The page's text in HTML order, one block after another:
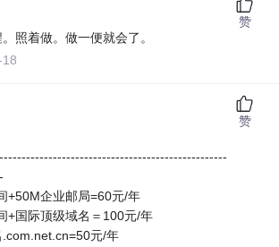
照着做。做一便就会了。
赞
+50M企业邮局=60元/年
+国际顶级域名＝100元/年
.com.net.cn=50元/年
赞